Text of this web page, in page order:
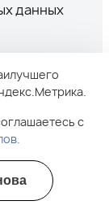
данных
оказания
курсы
с